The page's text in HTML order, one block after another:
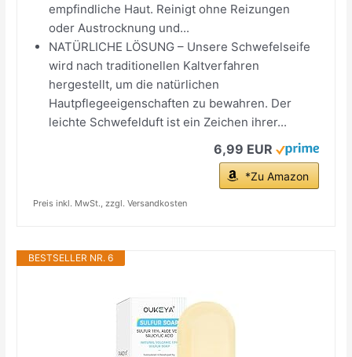
empfindliche Haut. Reinigt ohne Reizungen
oder Austrocknung und...
NATÜRLICHE LÖSUNG – Unsere Schwefelseife
wird nach traditionellen Kaltverfahren
hergestellt, um die natürlichen
Hautpflegeeigenschaften zu bewahren. Der
leichte Schwefelduft ist ein Zeichen ihrer...
6,99 EUR
*Zu Amazon
Preis inkl. MwSt., zzgl. Versandkosten
BESTSELLER NR. 6